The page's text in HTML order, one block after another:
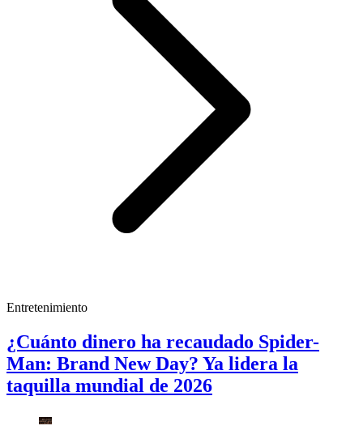
Entretenimiento
¿Cuánto dinero ha recaudado Spider-
Man: Brand New Day? Ya lidera la
taquilla mundial de 2026